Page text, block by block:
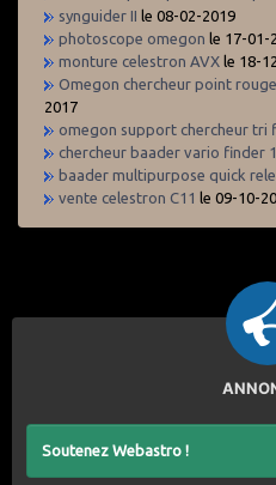
synguider II le 08-02-2019
photoscope omegon le 17-01-
monture celestron AVX le 18-
Omegon chercheur point
2017
omegon support chercheur tri
chercheur baader vario finder
baader multipurpose quick
vente celestron C11 le 09-10-
Soutenez Webastro !